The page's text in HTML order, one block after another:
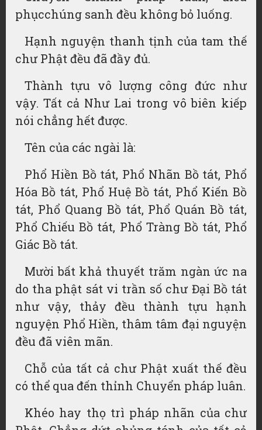
phụcchúng sanh đều không bỏ luống.
Hạnh nguyện thanh tịnh của tam thế
chư Phật đều đã đầy đủ.
Thành tựu vô lượng công đức như
vậy. Tất cả Như Lai trong vô biên kiếp
nói chẳng hết được.
Tên của các ngài là:
Phổ Hiền Bồ tát, Phổ Nhãn Bồ tát, Phổ
Hóa Bồ tát, Phổ Huệ Bồ tát, Phổ Kiến Bồ
tát, Phổ Quang Bồ tát, Phổ Quán Bồ tát,
Phổ Chiếu Bồ tát, Phổ Tràng Bồ tát, Phổ
Giác Bồ tát.
Mười bất khả thuyết trăm ngàn ức na
do tha phật sát vi trần số chư Đại Bồ tát
như vậy, thảy đều thành tựu hạnh
nguyện Phổ Hiền, thâm tâm đại nguyện
đều đã viên mãn.
Chỗ của tất cả chư Phật xuất thế đều
có thể qua đến thỉnh Chuyển pháp luân.
Khéo hay thọ trì pháp nhãn của chư